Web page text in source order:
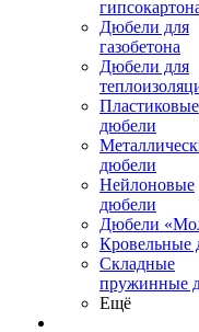
Дюбели для
газобетона
Дюбели для
Пластиковые
дюбели
дюбели
Нейлоновые
дюбели
Дюбели
Кровельные
Складные
пружинные
Ещё